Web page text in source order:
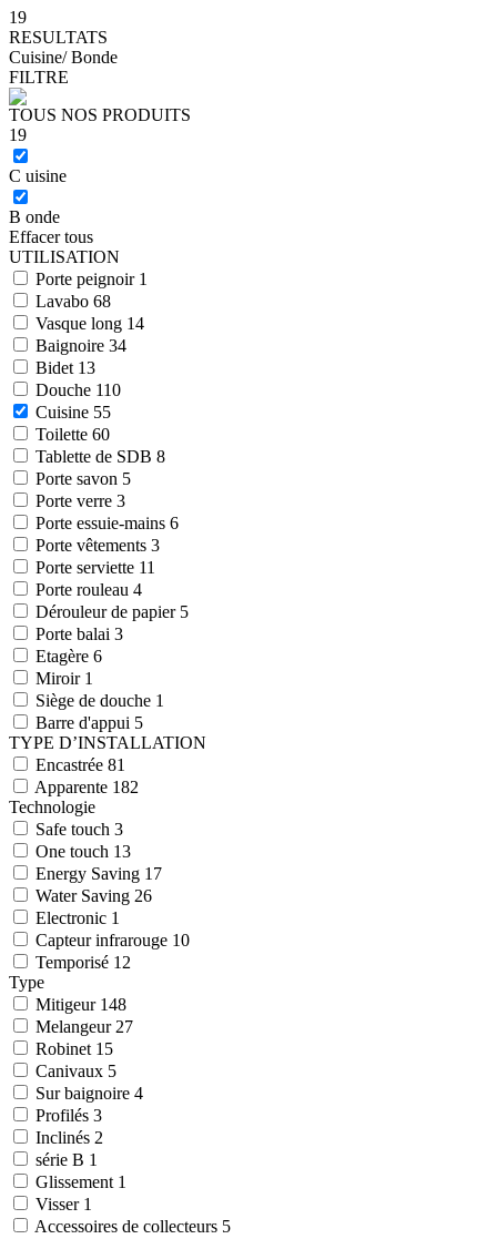
19
RESULTATS
Cuisine/ Bonde
FILTRE
TOUS NOS PRODUITS
19
C uisine
B onde
Effacer tous
UTILISATION
Porte peignoir 1
Lavabo 68
Vasque long 14
Baignoire 34
Bidet 13
Douche 110
Cuisine 55
Toilette 60
Tablette de SDB 8
Porte savon 5
Porte verre 3
Porte essuie-mains 6
Porte vêtements 3
Porte serviette 11
Porte rouleau 4
Dérouleur de papier 5
Porte balai 3
Etagère 6
Miroir 1
Siège de douche 1
Barre d'appui 5
TYPE D’INSTALLATION
Encastrée 81
Apparente 182
Technologie
Safe touch 3
One touch 13
Energy Saving 17
Water Saving 26
Electronic 1
Capteur infrarouge 10
Temporisé 12
Type
Mitigeur 148
Melangeur 27
Robinet 15
Canivaux 5
Sur baignoire 4
Profilés 3
Inclinés 2
série B 1
Glissement 1
Visser 1
Accessoires de collecteurs 5